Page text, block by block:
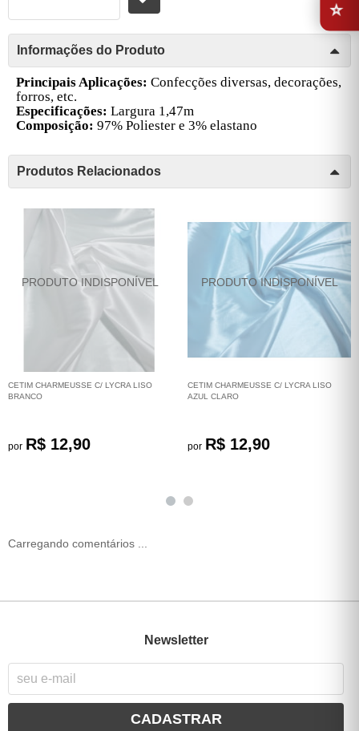
Informações do Produto
Principais Aplicações: Confecções diversas, decorações,
forros, etc.
Especificações: Largura 1,47m
Composição: 97% Poliester e 3% elastano
Produtos Relacionados
CETIM CHARMEUSSE C/ LYCRA LISO
BRANCO
por R$ 12,90
CETIM CHARMEUSSE C/ LYCRA LISO
AZUL CLARO
por R$ 12,90
Carregando comentários ...
Newsletter
CADASTRAR